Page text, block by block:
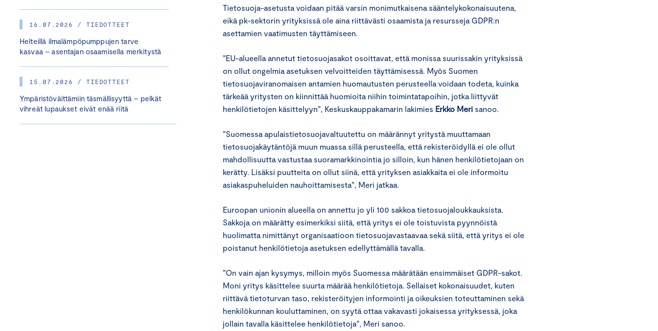
16.07.2026 / TIEDOTTEET
Helteillä ilmalämpöpumppujen tarve
kasvaa – asentajan osaamisella merkitystä
15.07.2026 / TIEDOTTEET
Ympäristöväittämiin täsmällisyyttä – pelkät
vihreät lupaukset eivät enää riitä
Tietosuoja-asetusta voidaan pitää varsin monimutkaisena sääntelykokonaisuutena,
eikä pk-sektorin yrityksissä ole aina riittävästi osaamista ja resursseja GDPR:n
asettamien vaatimusten täyttämiseen.
”EU-alueella annetut tietosuojasakot osoittavat, että monissa suurissakin yrityksissä
on ollut ongelmia asetuksen velvoitteiden täyttämisessä. Myös Suomen
tietosuojaviranomaisen antamien huomautusten perusteella voidaan todeta, kuinka
tärkeää yritysten on kiinnittää huomioita niihin toimintatapoihin, jotka liittyvät
henkilötietojen käsittelyyn”, Keskuskauppakamarin lakimies Erkko Meri sanoo.
”Suomessa apulaistietosuojavaltuutettu on määrännyt yritystä muuttamaan
tietosuojakäytäntöjä muun muassa sillä perusteella, että rekisteröidyllä ei ole ollut
mahdollisuutta vastustaa suoramarkkinointia jo silloin, kun hänen henkilötietojaan on
kerätty. Lisäksi puutteita on ollut siinä, että yrityksen asiakkaita ei ole informoitu
asiakaspuheluiden nauhoittamisesta”, Meri jatkaa.
Euroopan unionin alueella on annettu jo yli 100 sakkoa tietosuojaloukkauksista.
Sakkoja on määrätty esimerkiksi siitä, että yritys ei ole toistuvista pyynnöistä
huolimatta nimittänyt organisaatioon tietosuojavastaavaa sekä siitä, että yritys ei ole
poistanut henkilötietoja asetuksen edellyttämällä tavalla.
”On vain ajan kysymys, milloin myös Suomessa määrätään ensimmäiset GDPR-sakot.
Moni yritys käsittelee suurta määrää henkilötietoja. Sellaiset kokonaisuudet, kuten
riittävä tietoturvan taso, rekisteröityjen informointi ja oikeuksien toteuttaminen sekä
henkilökunnan kouluttaminen, on syytä ottaa vakavasti jokaisessa yrityksessä, joka
jollain tavalla käsittelee henkilötietoja”, Meri sanoo.